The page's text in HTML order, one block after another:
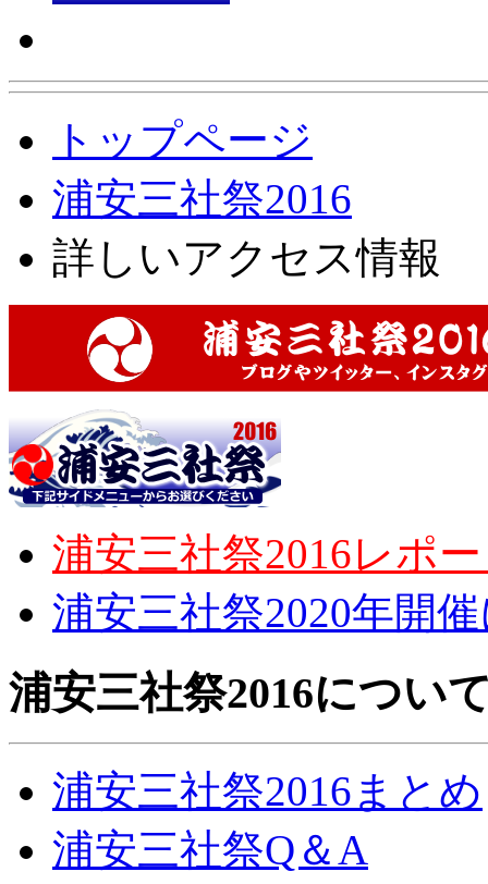
トップページ
浦安三社祭2016
詳しいアクセス情報
浦安三社祭2016レポ
浦安三社祭2020年開
浦安三社祭2016につい
浦安三社祭2016まとめ
浦安三社祭Q＆A